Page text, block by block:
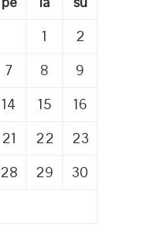
1
2
7 8
9
14 15
16
21 22
23
28 29
30